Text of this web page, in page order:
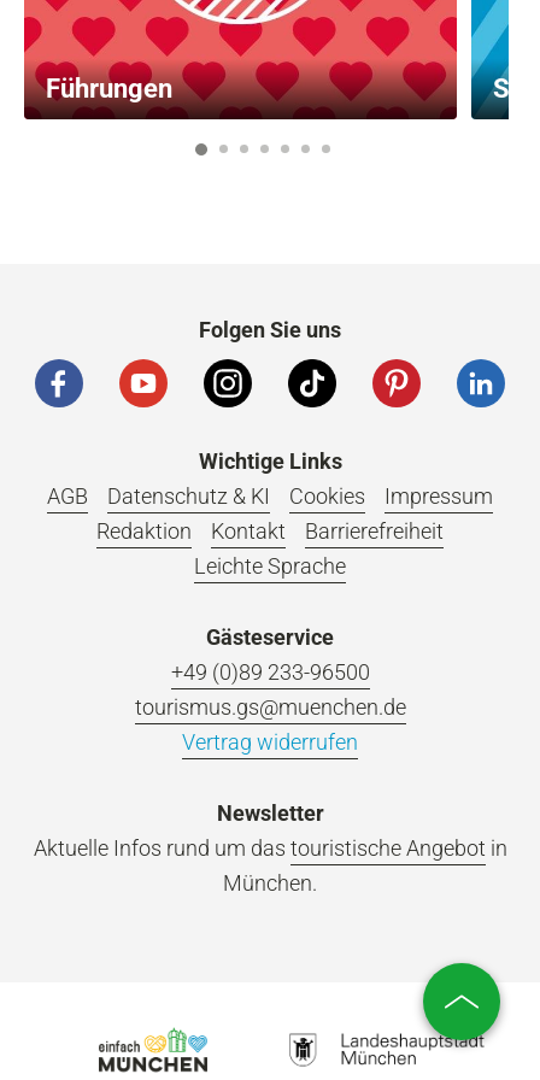
Führungen
1 2 3 4 5 6 7
Folgen Sie uns
Wichtige Links
AGB
Datenschutz & KI Cookies
Impressum
Redaktion
Kontakt
Barrierefreiheit
Leichte Sprache
Gästeservice
+49 (0)89 233-96500
tourismus.gs@muenchen.de
Vertrag widerrufen
Newsletter
Aktuelle Infos rund um das touristische Angebot in
München.